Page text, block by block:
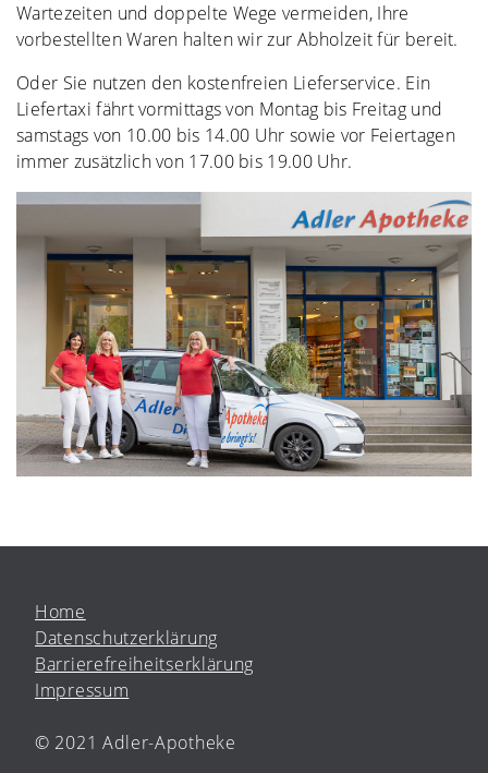
Wartezeiten und doppelte Wege vermeiden, Ihre
vorbestellten Waren halten wir zur Abholzeit für bereit.
Oder Sie nutzen den kostenfreien Lieferservice. Ein
Liefertaxi fährt vormittags von Montag bis Freitag und
samstags von 10.00 bis 14.00 Uhr sowie vor Feiertagen
immer zusätzlich von 17.00 bis 19.00 Uhr.
Home
Datenschutzerklärung
Barrierefreiheitserklärung
Impressum
© 2021 Adler-Apotheke